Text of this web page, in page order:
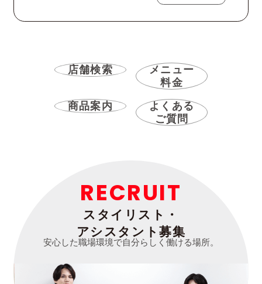
店舗検索
メニュー
料金
商品案内
よくある
ご質問
RECRUIT
スタイリスト・
アシスタント募集
安心した職場環境で自分らしく働ける場所。